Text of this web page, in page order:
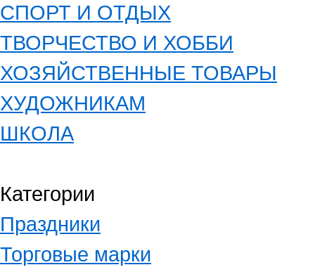
СПОРТ И ОТДЫХ
ТВОРЧЕСТВО И ХОББИ
ХОЗЯЙСТВЕННЫЕ ТОВАРЫ
ХУДОЖНИКАМ
ШКОЛА
Категории
Праздники
Торговые марки